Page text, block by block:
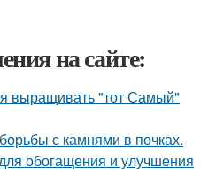
на сайте:
выращивать "тот Самый"
с камнями в почках.
обогащения и улучшения